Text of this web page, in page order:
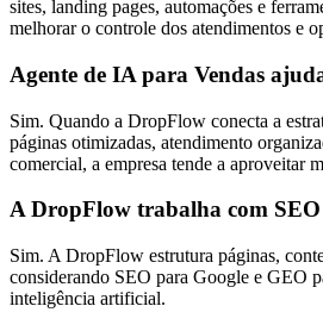
sites, landing pages, automações e
melhorar o controle dos atendimentos e
Agente de IA para Vendas
Sim. Quando a DropFlow conecta a
páginas otimizadas, atendimento
comercial, a empresa tende a aproveitar
A DropFlow trabalha com SEO
Sim. A DropFlow estrutura páginas,
considerando SEO para Google e GEO
inteligência artificial.